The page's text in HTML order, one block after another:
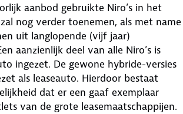
aanbod gebruikte Niro’s in het
nog verder toenemen, als met name
uit langlopende (vijf jaar)
aanzienlijk deel van alle Niro’s is
ingezet. De gewone hybride-versies
als leaseauto. Hierdoor bestaat
dat er een gaaf exemplaar
van de grote leasemaatschappijen.